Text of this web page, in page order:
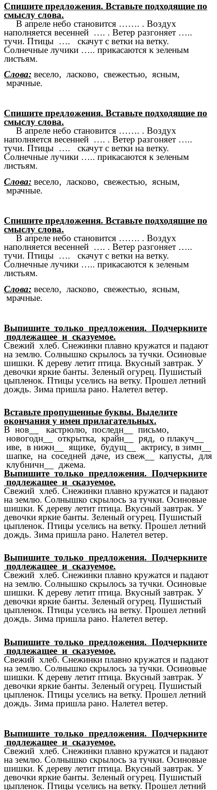
Спишите предложения. Вставьте подходящие по
смыслу слова.
В апреле небо становится ……. . Воздух
наполняется весенней …. . Ветер разгоняет …..
тучи. Птицы …. скачут с ветки на ветку.
Солнечные лучики ….. прикасаются к зеленым
листьям.
Слова: весело, ласково, свежестью, ясным,
мрачные.
Спишите предложения. Вставьте подходящие по
смыслу слова.
В апреле небо становится ……. . Воздух
наполняется весенней …. . Ветер разгоняет …..
тучи. Птицы …. скачут с ветки на ветку.
Солнечные лучики ….. прикасаются к зеленым
листьям.
Слова: весело, ласково, свежестью, ясным,
мрачные.
Спишите предложения. Вставьте подходящие по
смыслу слова.
В апреле небо становится ……. . Воздух
наполняется весенней …. . Ветер разгоняет …..
тучи. Птицы …. скачут с ветки на ветку.
Солнечные лучики ….. прикасаются к зеленым
листьям.
Слова: весело, ласково, свежестью, ясным,
мрачные.
Выпишите только предложения. Подчеркните
подлежащее и сказуемое.
Свежий хлеб. Снежинки плавно кружатся и падают
на землю. Солнышко скрылось за тучки. Осиновые
шишки. К дереву летит птица. Вкусный завтрак. У
девочки яркие банты. Зеленый огурец. Пушистый
цыпленок. Птицы уселись на ветку. Прошел летний
дождь. Зима пришла рано. Налетел ветер.
Вставьте пропущенные буквы. Выделите
окончания у имен прилагательных.
В нов__ кастрюлю, последн__ письмо,
новогодн__ открытка, крайн__ ряд, о плакуч__
иве, в нижн__ ящике, будущ__ актрису, в зимн__
шапке, на соседней даче, из свеж__ капусты, для
клубничн__ джема.
Выпишите только предложения. Подчеркните
подлежащее и сказуемое.
Свежий хлеб. Снежинки плавно кружатся и падают
на землю. Солнышко скрылось за тучки. Осиновые
шишки. К дереву летит птица. Вкусный завтрак. У
девочки яркие банты. Зеленый огурец. Пушистый
цыпленок. Птицы уселись на ветку. Прошел летний
дождь. Зима пришла рано. Налетел ветер.
Выпишите только предложения. Подчеркните
подлежащее и сказуемое.
Свежий хлеб. Снежинки плавно кружатся и падают
на землю. Солнышко скрылось за тучки. Осиновые
шишки. К дереву летит птица. Вкусный завтрак. У
девочки яркие банты. Зеленый огурец. Пушистый
цыпленок. Птицы уселись на ветку. Прошел летний
дождь. Зима пришла рано. Налетел ветер.
Выпишите только предложения. Подчеркните
подлежащее и сказуемое.
Свежий хлеб. Снежинки плавно кружатся и падают
на землю. Солнышко скрылось за тучки. Осиновые
шишки. К дереву летит птица. Вкусный завтрак. У
девочки яркие банты. Зеленый огурец. Пушистый
цыпленок. Птицы уселись на ветку. Прошел летний
дождь. Зима пришла рано. Налетел ветер.
Выпишите только предложения. Подчеркните
подлежащее и сказуемое.
Свежий хлеб. Снежинки плавно кружатся и падают
на землю. Солнышко скрылось за тучки. Осиновые
шишки. К дереву летит птица. Вкусный завтрак. У
девочки яркие банты. Зеленый огурец. Пушистый
цыпленок. Птицы уселись на ветку. Прошел летний